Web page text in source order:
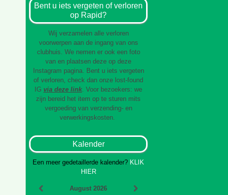
Bent u iets vergeten of verloren
op Rapid?
Wij verzamelen alle verloren
voorwerpen aan de ingang van ons
clubhuis. We nemen er ook een foto
van en plaatsen deze op deze
Instagram pagina. Bent u iets vergeten
of verloren, check dan onze lost-found
IG via deze link. Voor bezoekers: we
zijn bereid het item op te sturen mits
vergoeding van verzending- en
verwerkingskosten.
Kalender
Een meer gedetaillerde kalender? KLIK
HIER
August 2026